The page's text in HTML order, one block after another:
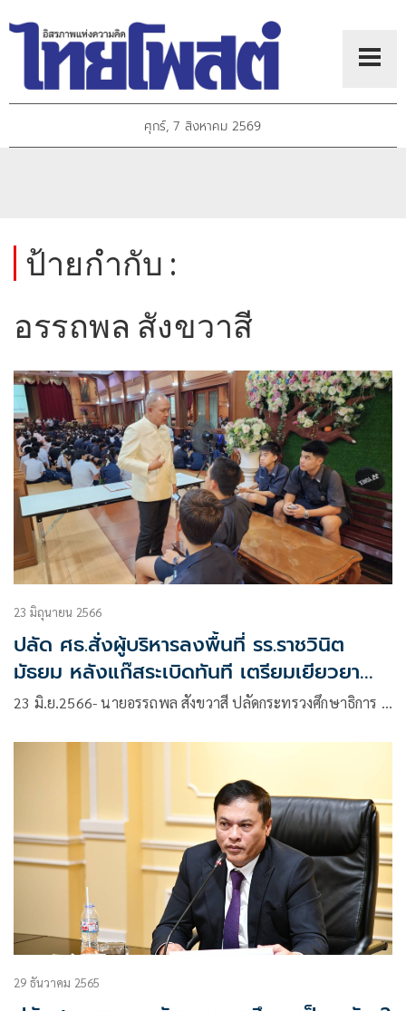
ศุกร์, 7 สิงหาคม 2569
ป้ายกำกับ :
อรรถพล สังขวาสี
23 มิถุนายน 2566
ปลัด ศธ.สั่งผู้บริหารลงพื้นที่ รร.ราชวินิต
มัธยม หลังแก๊สระเบิดทันที เตรียมเยียวยา
กำชับสถานศึกษาดูแลความปลอดภัยของผู้
23 มิ.ย.2566- นายอรรถพล สังขวาสี ปลัดกระทรวงศึกษาธิการ …
29 ธันวาคม 2565